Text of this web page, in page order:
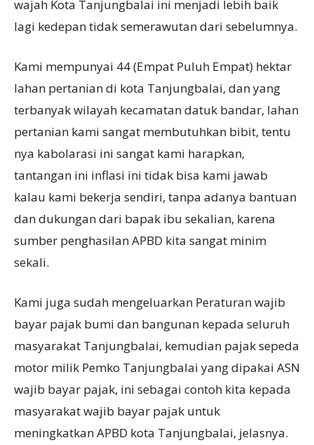
wajah Kota Tanjungbalai ini menjadi lebih baik
lagi kedepan tidak semerawutan dari sebelumnya.
Kami mempunyai 44 (Empat Puluh Empat) hektar
lahan pertanian di kota Tanjungbalai, dan yang
terbanyak wilayah kecamatan datuk bandar, lahan
pertanian kami sangat membutuhkan bibit, tentu
nya kabolarasi ini sangat kami harapkan,
tantangan ini inflasi ini tidak bisa kami jawab
kalau kami bekerja sendiri, tanpa adanya bantuan
dan dukungan dari bapak ibu sekalian, karena
sumber penghasilan APBD kita sangat minim
sekali.
Kami juga sudah mengeluarkan Peraturan wajib
bayar pajak bumi dan bangunan kepada seluruh
masyarakat Tanjungbalai, kemudian pajak sepeda
motor milik Pemko Tanjungbalai yang dipakai ASN
wajib bayar pajak, ini sebagai contoh kita kepada
masyarakat wajib bayar pajak untuk
meningkatkan APBD kota Tanjungbalai, jelasnya.